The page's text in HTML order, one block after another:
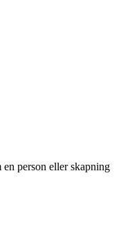
person eller skapning